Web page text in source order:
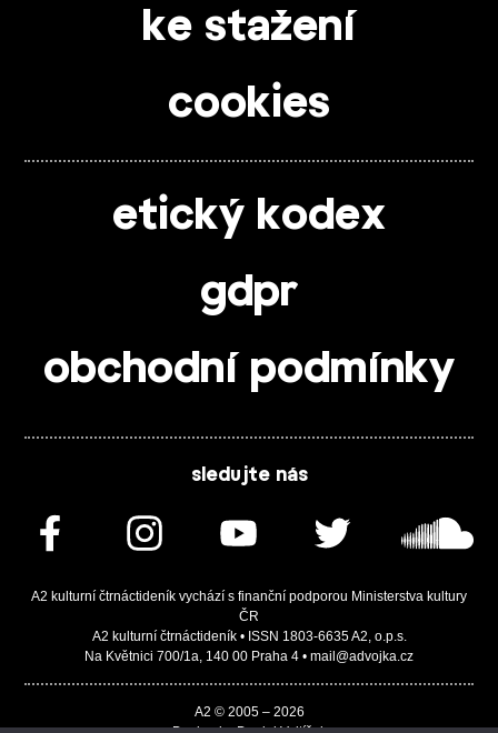
ke stažení
cookies
etický kodex
gdpr
obchodní podmínky
sledujte nás
A2 kulturní čtrnáctideník vychází s finanční podporou Ministerstva kultury
ČR
A2 kulturní čtrnáctideník • ISSN 1803-6635 A2, o.p.s.
Na Květnici 700/1a, 140 00 Praha 4 • mail@advojka.cz
A2 © 2005 – 2026